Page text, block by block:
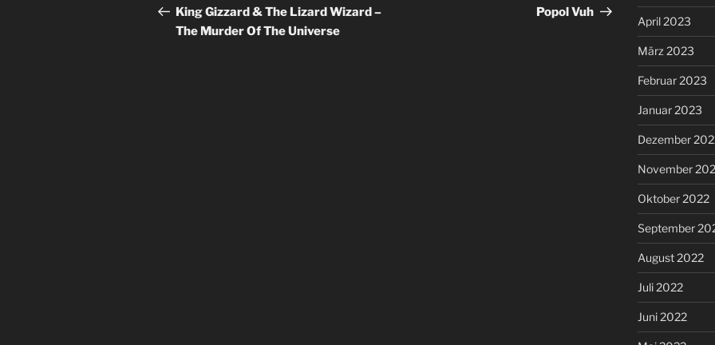
Beitrag
King Gizzard & The Lizard Wizard –
The Murder Of The Universe
Beitrag
Popol Vuh
April 2023
März 2023
Februar 2023
Januar 2023
Dezember
November
Oktober 2022
September
August 2022
Juli 2022
Juni 2022